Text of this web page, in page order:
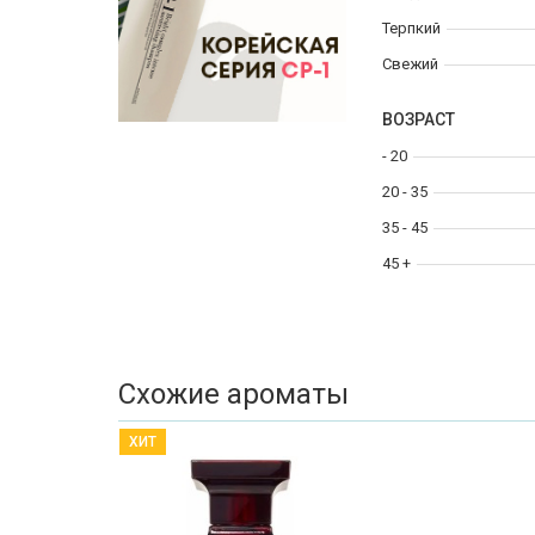
Терпкий
Свежий
ВОЗРАСТ
- 20
20 - 35
35 - 45
45 +
Схожие ароматы
ХИТ